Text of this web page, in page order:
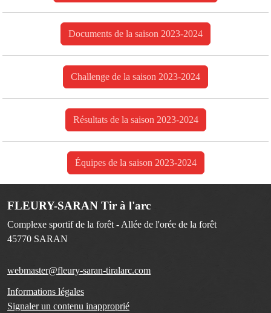
Documents de la saison 2023-2024
Challenge de la saison 2023-2024
Résultats de la saison 2023-2024
Équipes de la saison 2023-2024
FLEURY-SARAN Tir à l'arc
Complexe sportif de la forêt - Allée de l'orée de la forêt
45770 SARAN
webmaster@fleury-saran-tiralarc.com
Informations légales
Signaler un contenu inapproprié